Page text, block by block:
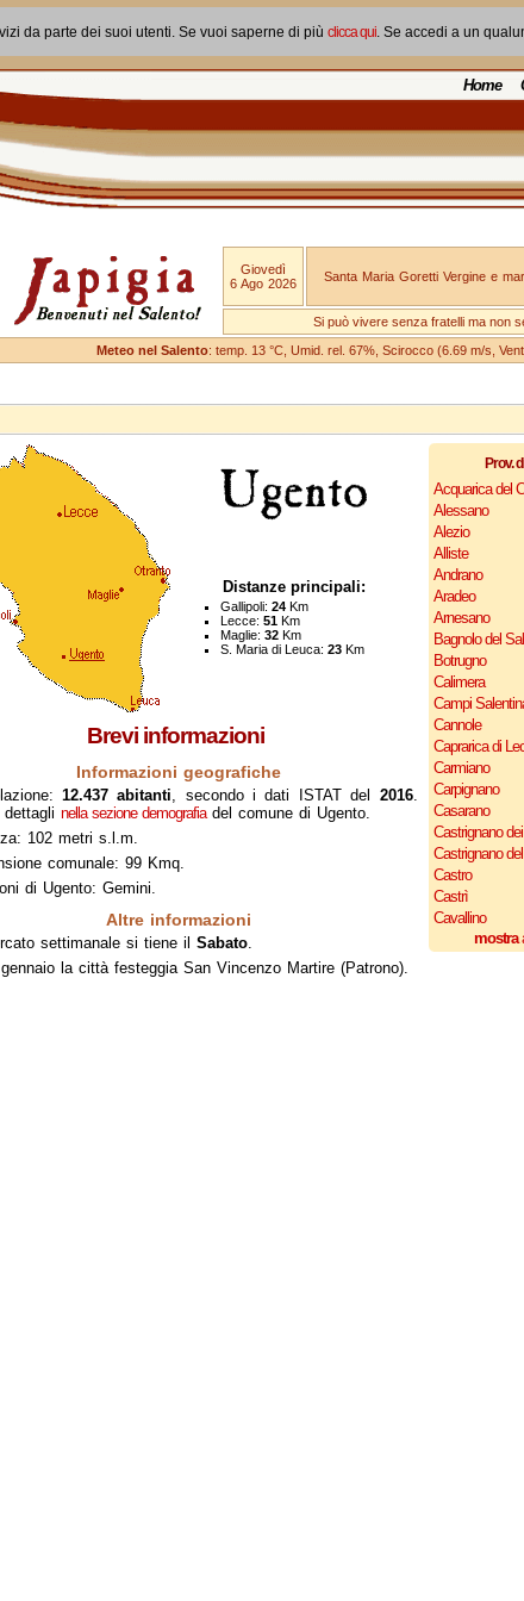
da parte dei suoi utenti. Se vuoi saperne di più clicca qui. Se accedi a un
Home
Giovedì
6 Ago 2026
Santa Maria Goretti Vergine e
Si può vivere senza fratelli ma non
Meteo nel Salento: temp. 13 °C, Umid. rel. 67%, Scirocco (6.69 m/s,
Prov.
Acquarica del
Alessano
Alezio
Alliste
Andrano
Aradeo
Arnesano
Bagnolo del
Botrugno
Calimera
Campi
Cannole
Caprarica di
Carmiano
Carpignano
Casarano
Castrignano
Castrignano
Castro
Castrì
Cavallino
mostra
Distanze principali:
Gallipoli: 24Km
Lecce: 51Km
Maglie: 32Km
S. Maria di Leuca: 23Km
Brevi informazioni
Informazioni geografiche
12.437 abitanti, secondo i dati ISTAT del 2016.
dettagli nella sezione demografiadel comune di Ugento.
102 metri s.l.m.
comunale: 99 Kmq.
di Ugento: Gemini.
Altre informazioni
settimanale si tiene il Sabato.
gennaio la città festeggia San Vincenzo Martire (Patrono).